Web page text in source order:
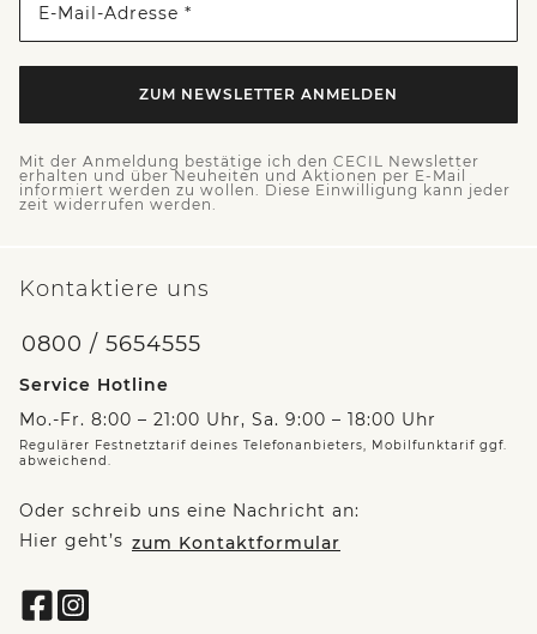
E-Mail-Adresse *
ZUM NEWSLETTER ANMELDEN
Mit der Anmeldung bestätige ich den CECIL Newsletter
erhalten und über Neuheiten und Aktionen per E-Mail
informiert werden zu wollen. Diese Einwilligung kann jeder
zeit widerrufen werden.
Kontaktiere uns
0800 / 5654555
Service Hotline
Mo.-Fr. 8:00 – 21:00 Uhr, Sa. 9:00 – 18:00 Uhr
Regulärer Festnetztarif deines Telefonanbieters, Mobilfunktarif ggf.
abweichend.
Oder schreib uns eine Nachricht an:
Hier geht’s zum Kontaktformular